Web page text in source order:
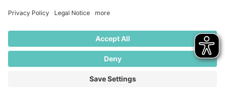
Die Jungen Unternehmer